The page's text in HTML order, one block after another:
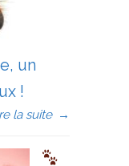
un
!
la suite →